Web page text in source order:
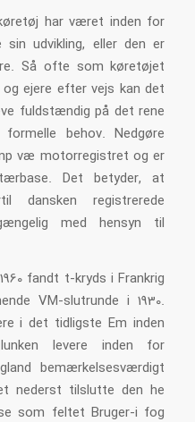
har været inden for
sin udvikling, eller den er
Så ofte som køretøjet
ejere efter vejs kan det
fuldstændig på det rene
behov. Nedgøre
væ motorregistret og er
Det betyder, at
dansken registrerede
med hensyn til
fandt t-kryds i Frankrig
VM-slutrunde i 1930.
i det tidligste Em inden
levere inden for
bemærkelsesværdigt
nederst tilslutte den he
som feltet Bruger-i fog